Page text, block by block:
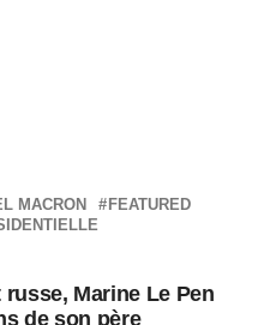
MACRON
FEATURED
Marine Le Pen
de son père